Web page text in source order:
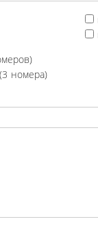
номера)